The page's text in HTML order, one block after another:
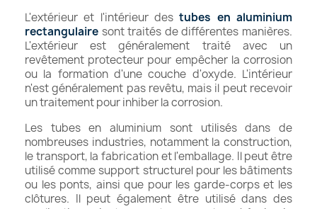
L'extérieur et l'intérieur destubes en aluminium
rectangulaire sont traités de différentes manières.
L'extérieur est généralement traité avec un
revêtement protecteur pour empêcher la corrosion
ou la formation d'une couche d'oxyde. L'intérieur
n'est généralement pas revêtu, mais il peut recevoir
un traitement pour inhiber la corrosion.
Les tubes en aluminium sont utilisés dans de
nombreuses industries, notamment la construction,
le transport, la fabrication et l'emballage. Il peut être
utilisé comme support structurel pour les bâtiments
ou les ponts, ainsi que pour les garde-corps et les
clôtures. Il peut également être utilisé dans des